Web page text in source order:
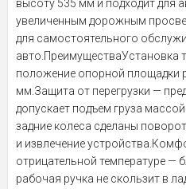
высоту 535 мм и подходит для
увеличенным дорожным
для самостоятельного
авто.ПреимуществаУстановка
положение опорной площадки
мм.Защита от перегрузки —
допускает подъем груза
задние колеса сделаны
и извлечение
отрицательной температуре —
рабочая ручка не скользит в